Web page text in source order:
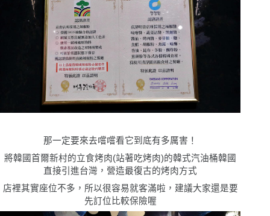
那一定要來去嚐嚐看它到底有多厲害！
將韓國首爾新村的立食烤肉(站著吃烤肉)的韓式汽油桶韓國
直接引進台灣，營造最復古的烤肉方式
店裡其實座位不多，所以很容易就客滿啦，建議大家還是要
先訂位比較保險喔